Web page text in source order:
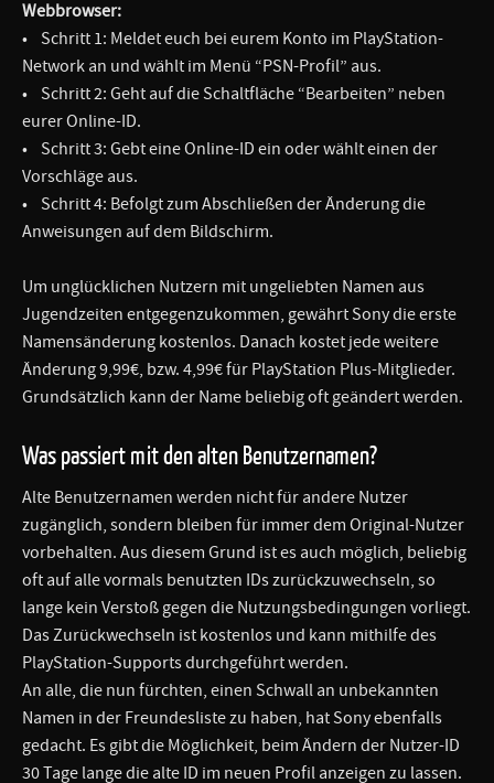
Webbrowser:
• Schritt 1: Meldet euch bei eurem Konto im PlayStation-
Network an und wählt im Menü “PSN-Profil” aus.
• Schritt 2: Geht auf die Schaltfläche “Bearbeiten” neben
eurer Online-ID.
• Schritt 3: Gebt eine Online-ID ein oder wählt einen der
Vorschläge aus.
• Schritt 4: Befolgt zum Abschließen der Änderung die
Anweisungen auf dem Bildschirm.
Um unglücklichen Nutzern mit ungeliebten Namen aus
Jugendzeiten entgegenzukommen, gewährt Sony die erste
Namensänderung kostenlos. Danach kostet jede weitere
Änderung 9,99€, bzw. 4,99€ für PlayStation Plus-Mitglieder.
Grundsätzlich kann der Name beliebig oft geändert werden.
Was passiert mit den alten Benutzernamen?
Alte Benutzernamen werden nicht für andere Nutzer
zugänglich, sondern bleiben für immer dem Original-Nutzer
vorbehalten. Aus diesem Grund ist es auch möglich, beliebig
oft auf alle vormals benutzten IDs zurückzuwechseln, so
lange kein Verstoß gegen die Nutzungsbedingungen vorliegt.
Das Zurückwechseln ist kostenlos und kann mithilfe des
PlayStation-Supports durchgeführt werden.
An alle, die nun fürchten, einen Schwall an unbekannten
Namen in der Freundesliste zu haben, hat Sony ebenfalls
gedacht. Es gibt die Möglichkeit, beim Ändern der Nutzer-ID
30 Tage lange die alte ID im neuen Profil anzeigen zu lassen.